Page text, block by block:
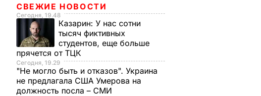
СВЕЖИЕ НОВОСТИ
Сегодня, 19.48
Казарин: У нас сотни
тысяч фиктивных
студентов, еще больше
прячется от ТЦК
Сегодня, 19.29
"Не могло быть и отказов". Украина
не предлагала США Умерова на
должность посла – СМИ